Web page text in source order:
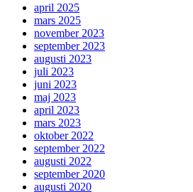
april 2025
mars 2025
november 2023
september 2023
augusti 2023
juli 2023
juni 2023
maj 2023
april 2023
mars 2023
oktober 2022
september 2022
augusti 2022
september 2020
augusti 2020